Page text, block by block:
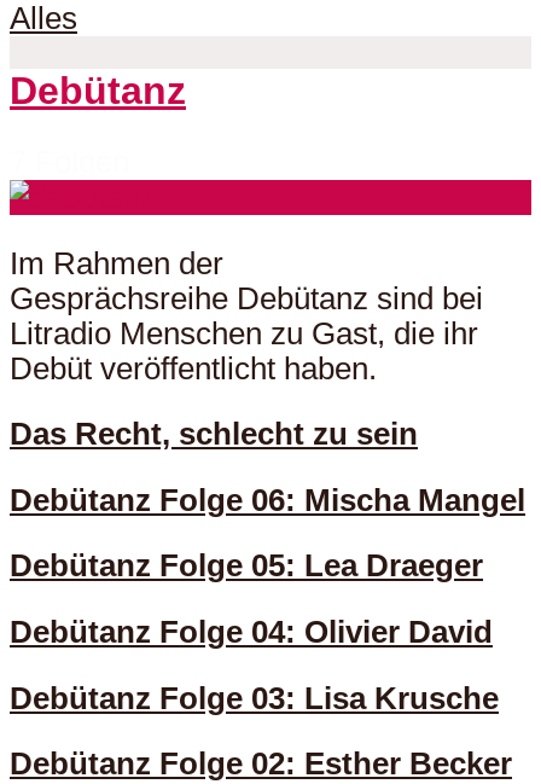
Alles
Debütanz
Im Rahmen der
Gesprächsreihe Debütanz sind bei
Litradio Menschen zu Gast, die ihr
Debüt veröffentlicht haben.
Das Recht, schlecht zu sein
Debütanz Folge 06: Mischa Mangel
Debütanz Folge 05: Lea Draeger
Debütanz Folge 04: Olivier David
Debütanz Folge 03: Lisa Krusche
Debütanz Folge 02: Esther Becker